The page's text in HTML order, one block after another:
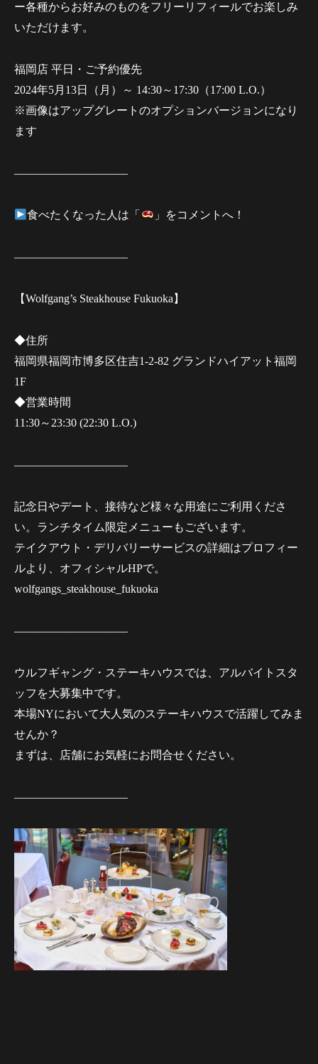
ー各種からお好みのものをフリーリフィールでお楽しみ
いただけます。
福岡店 平日・ご予約優先
2024年5月13日（月）～ 14:30～17:30（17:00 L.O.）
※画像はアップグレートのオプションバージョンになり
ます
——————————
食べたくなった人は「 」をコメントへ！
——————————
【Wolfgang’s Steakhouse Fukuoka】
◆住所
福岡県福岡市博多区住吉1-2-82 グランドハイアット福岡
1F
◆営業時間
11:30～23:30 (22:30 L.O.)
——————————
記念日やデート、接待など様々な用途にご利用くださ
い。ランチタイム限定メニューもございます。
テイクアウト・デリバリーサービスの詳細はプロフィー
ルより、オフィシャルHPで。
wolfgangs_steakhouse_fukuoka
——————————
ウルフギャング・ステーキハウスでは、アルバイトスタ
ッフを大募集中です。
本場NYにおいて大人気のステーキハウスで活躍してみま
せんか？
まずは、店舗にお気軽にお問合せください。
——————————